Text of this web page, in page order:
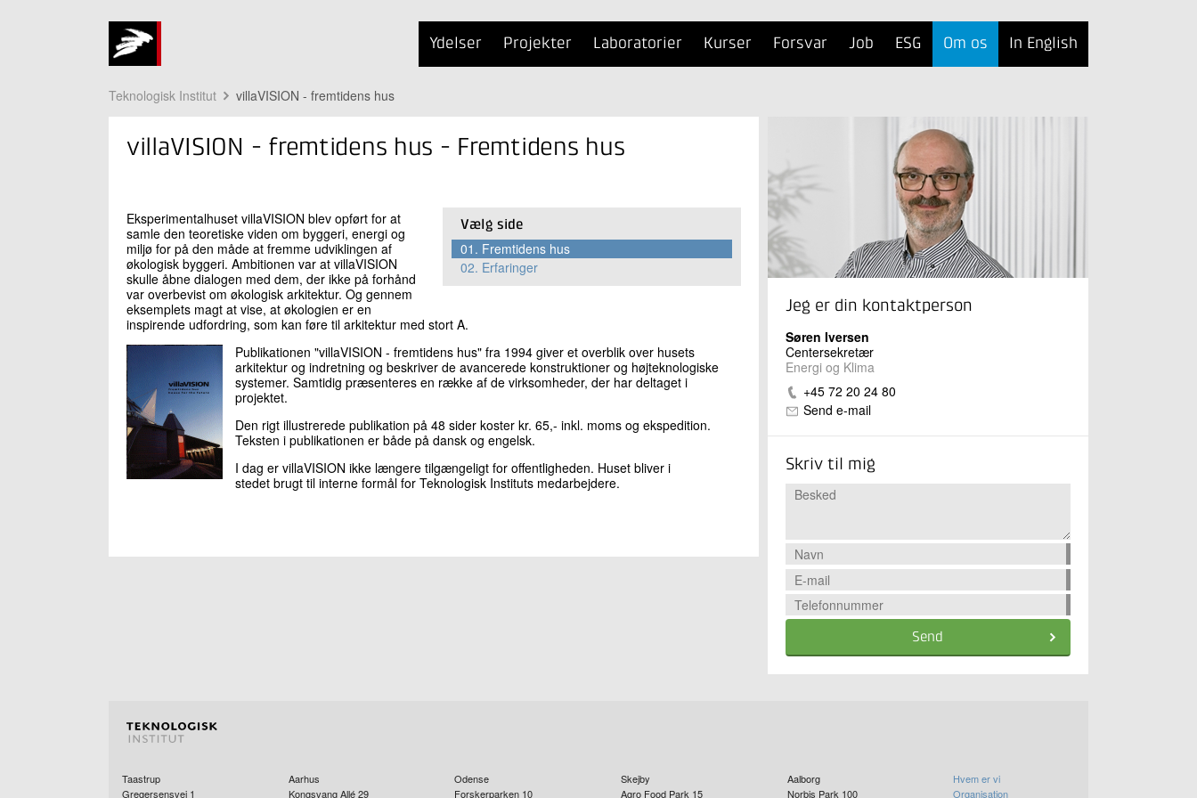
Ydelser Projekter Laboratorier Kurser Forsvar Job ESG Om os In English
Teknologisk Institut villaVISION - fremtidens hus
villaVISION - fremtidens hus - Fremtidens hus
Vælg side
01. Fremtidens hus
02. Erfaringer
Eksperimentalhuset villaVISION blev opført for at
samle den teoretiske viden om byggeri, energi og
miljø for på den måde at fremme udviklingen af
økologisk byggeri. Ambitionen var at villaVISION
skulle åbne dialogen med dem, der ikke på forhånd
var overbevist om økologisk arkitektur. Og gennem
eksemplets magt at vise, at økologien er en
inspirende udfordring, som kan føre til arkitektur med stort A.
Publikationen "villaVISION - fremtidens hus" fra 1994 giver et overblik over husets
arkitektur og indretning og beskriver de avancerede konstruktioner og højteknologiske
systemer. Samtidig præsenteres en række af de virksomheder, der har deltaget i
projektet.
Den rigt illustrerede publikation på 48 sider koster kr. 65,- inkl. moms og ekspedition.
Teksten i publikationen er både på dansk og engelsk.
I dag er villaVISION ikke længere tilgængeligt for offentligheden. Huset bliver i
stedet brugt til interne formål for Teknologisk Instituts medarbejdere.
Jeg er din kontaktperson
Søren Iversen
Centersekretær
Energi og Klima
+45 72 20 24 80
Send e-mail
Skriv til mig
Send
Taastrup
Gregersensvej 1
Aarhus
Kongsvang Allé 29
Odense
Forskerparken 10
Skejby
Agro Food Park 15
Aalborg
Norbis Park 100
Hvem er vi
Organisation